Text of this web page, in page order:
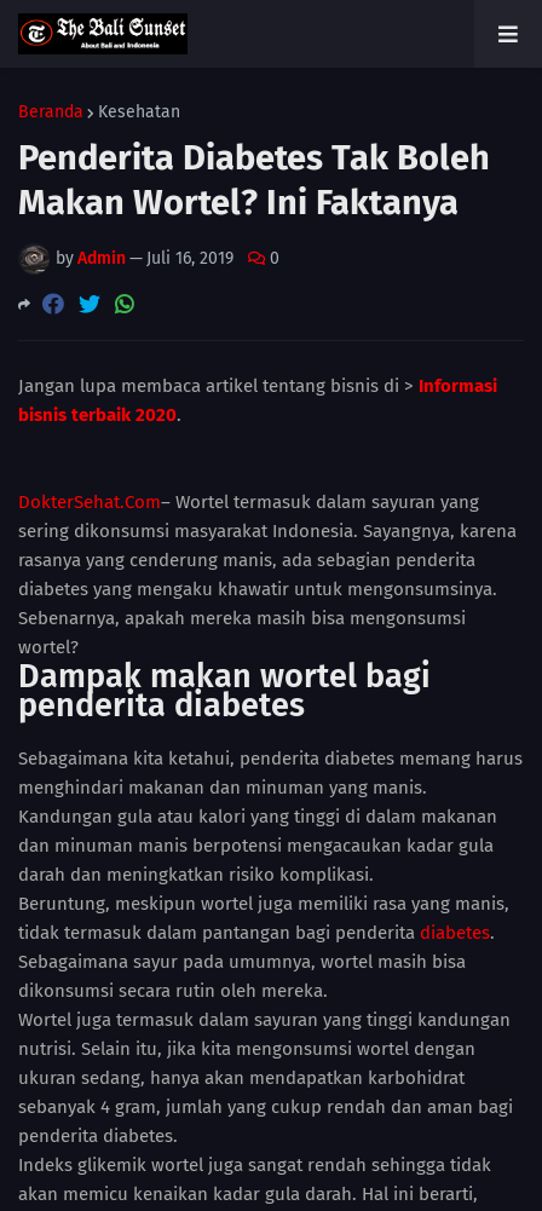
Beranda Kesehatan
Penderita Diabetes Tak Boleh
Makan Wortel? Ini Faktanya
byAdmin— Juli 16, 2019 0
Jangan lupa membaca artikel tentang bisnis di > Informasi
bisnis terbaik 2020.
DokterSehat.Com– Wortel termasuk dalam sayuran yang
sering dikonsumsi masyarakat Indonesia. Sayangnya, karena
rasanya yang cenderung manis, ada sebagian penderita
diabetes yang mengaku khawatir untuk mengonsumsinya.
Sebenarnya, apakah mereka masih bisa mengonsumsi
wortel?
Dampak makan wortel bagi
penderita diabetes
Sebagaimana kita ketahui, penderita diabetes memang harus
menghindari makanan dan minuman yang manis.
Kandungan gula atau kalori yang tinggi di dalam makanan
dan minuman manis berpotensi mengacaukan kadar gula
darah dan meningkatkan risiko komplikasi.
Beruntung, meskipun wortel juga memiliki rasa yang manis,
tidak termasuk dalam pantangan bagi penderita diabetes.
Sebagaimana sayur pada umumnya, wortel masih bisa
dikonsumsi secara rutin oleh mereka.
Wortel juga termasuk dalam sayuran yang tinggi kandungan
nutrisi. Selain itu, jika kita mengonsumsi wortel dengan
ukuran sedang, hanya akan mendapatkan karbohidrat
sebanyak 4 gram, jumlah yang cukup rendah dan aman bagi
penderita diabetes.
Indeks glikemik wortel juga sangat rendah sehingga tidak
akan memicu kenaikan kadar gula darah. Hal ini berarti,